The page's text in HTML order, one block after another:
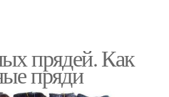
прядей. Как
пряди